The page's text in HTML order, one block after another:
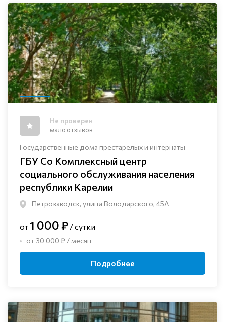
Государственные дома престарелых и интернаты
ГБУ Со Комплексный центр
социального обслуживания населения
республики Карелии
Петрозаводск, улица Володарского, 45А
Не проверен
мало отзывов
от1 000 ₽ / сутки
от 30 000 ₽ / месяц
Подробнее